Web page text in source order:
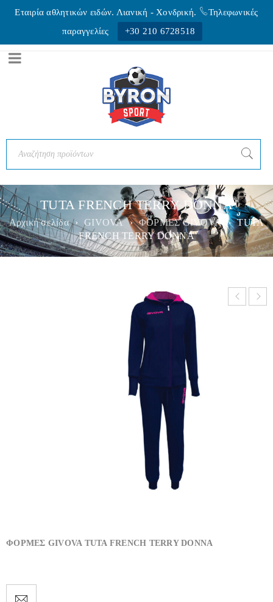
Εταιρία αθλητικών ειδών. Λιανική - Xονδρική.
Τηλεφωνικές
παραγγελίες
+30 210 6728518
TUTA FRENCH TERRY DONNA
Αρχική σελίδα › GIVOVA › ΦΟΡΜΕΣ GIVOVA › TUTA
FRENCH TERRY DONNA
ΦΟΡΜΕΣ GIVOVA TUTA FRENCH TERRY DONNA